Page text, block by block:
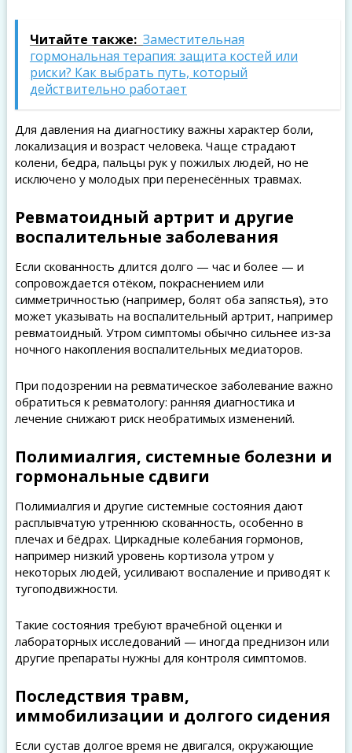
Читайте также: Заместительная
гормональная терапия: защита костей или
риски? Как выбрать путь, который
действительно работает
Для давления на диагностику важны характер боли,
локализация и возраст человека. Чаще страдают
колени, бедра, пальцы рук у пожилых людей, но не
исключено у молодых при перенесённых травмах.
Ревматоидный артрит и другие
воспалительные заболевания
Если скованность длится долго — час и более — и
сопровождается отёком, покраснением или
симметричностью (например, болят оба запястья), это
может указывать на воспалительный артрит, например
ревматоидный. Утром симптомы обычно сильнее из‑за
ночного накопления воспалительных медиаторов.
При подозрении на ревматическое заболевание важно
обратиться к ревматологу: ранняя диагностика и
лечение снижают риск необратимых изменений.
Полимиалгия, системные болезни и
гормональные сдвиги
Полимиалгия и другие системные состояния дают
расплывчатую утреннюю скованность, особенно в
плечах и бёдрах. Циркадные колебания гормонов,
например низкий уровень кортизола утром у
некоторых людей, усиливают воспаление и приводят к
тугоподвижности.
Такие состояния требуют врачебной оценки и
лабораторных исследований — иногда преднизон или
другие препараты нужны для контроля симптомов.
Последствия травм,
иммобилизации и долгого сидения
Если сустав долгое время не двигался, окружающие